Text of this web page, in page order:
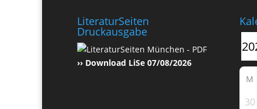
LiteraturSeiten
Druckausgabe
›› Download LiSe 07/08/2026
M
30